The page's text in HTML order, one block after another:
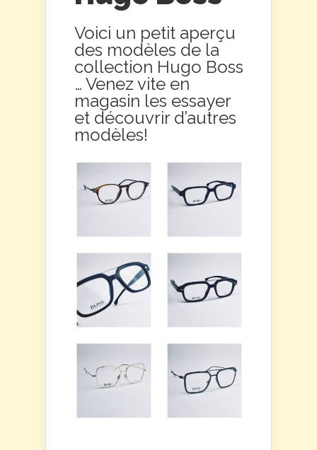
Voici un petit aperçu
des modèles de la
collection Hugo Boss
… Venez vite en
magasin les essayer
et découvrir d’autres
modèles!